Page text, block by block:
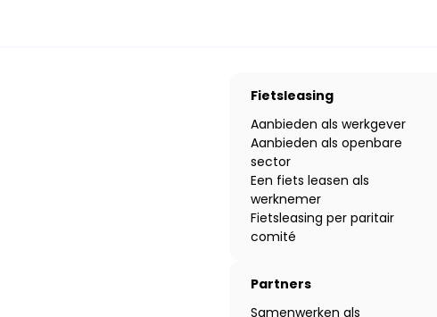
Fietsleasing
Aanbieden als werkgever
Aanbieden als openbare
sector
Een fiets leasen als
werknemer
Fietsleasing per paritair
comité
Partners
Samenwerken als